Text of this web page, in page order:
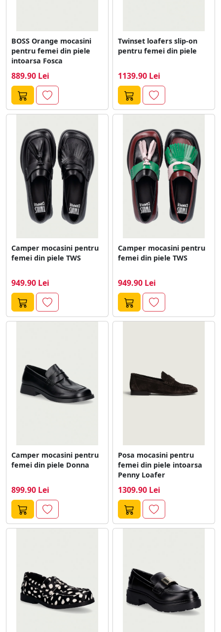
BOSS Orange mocasini
pentru femei din piele
intoarsa Fosca
889.90 Lei
Twinset loafers slip-on
pentru femei din piele
1139.90 Lei
Camper mocasini pentru
femei din piele TWS
949.90 Lei
Camper mocasini pentru
femei din piele TWS
949.90 Lei
Camper mocasini pentru
femei din piele Donna
899.90 Lei
Posa mocasini pentru
femei din piele intoarsa
Penny Loafer
1309.90 Lei